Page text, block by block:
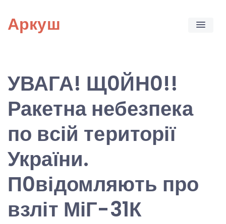
content
Аркуш
УВАГА! Щ0ЙН0!!
Ракетна небезпека
по всій території
України.
П0відомляють про
взліт МіГ-31К